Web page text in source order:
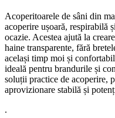
Acoperitoarele de sâni din
acoperire ușoară, respirabilă
ocazie. Acestea ajută la
haine transparente, fără
același timp moi și
ideală pentru brandurile și
soluții practice de acoperire,
aprovizionare stabilă și
.